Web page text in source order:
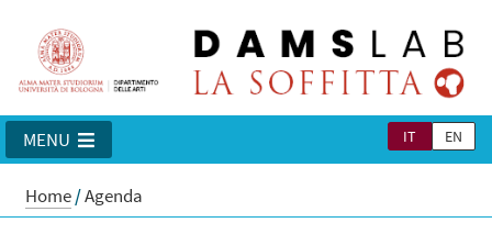
IT EN
MENU
Home/Agenda